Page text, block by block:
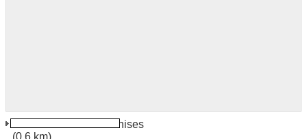
Valencia Valencia Manises
(0,6 km)